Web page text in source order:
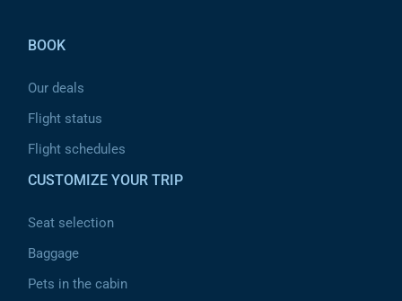
BOOK
Our deals
Flight status
Flight schedules
CUSTOMIZE YOUR TRIP
Seat selection
Baggage
Pets in the cabin